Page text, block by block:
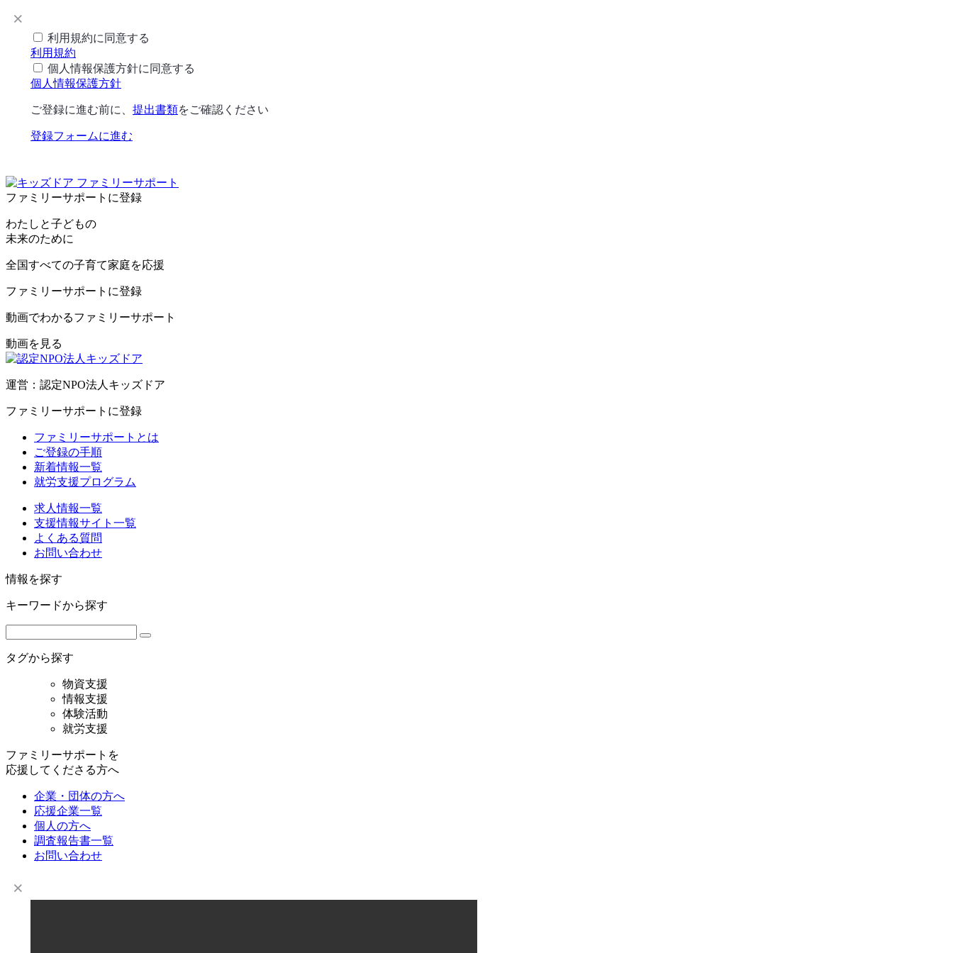
利用規約に同意する
利用規約
個人情報保護方針に同意する
個人情報保護方針
ご登録に進む前に、 提出書類をご確認ください
登録フォームに進む
ファミリーサポートに登録
わたしと子どもの
未来のために
全国すべての子育て家庭を応援
ファミリーサポートに登録
動画でわかるファミリーサポート
動画を見る
運営：認定NPO法人キッズドア
ファミリーサポートに登録
ファミリーサポートとは
ご登録の手順
新着情報一覧
就労支援プログラム
求人情報一覧
支援情報サイト一覧
よくある質問
お問い合わせ
情報を探す
キーワードから探す
タグから探す
物資支援
情報支援
体験活動
就労支援
ファミリーサポートを
応援してくださる方へ
企業・団体の方へ
応援企業一覧
個人の方へ
調査報告書一覧
お問い合わせ